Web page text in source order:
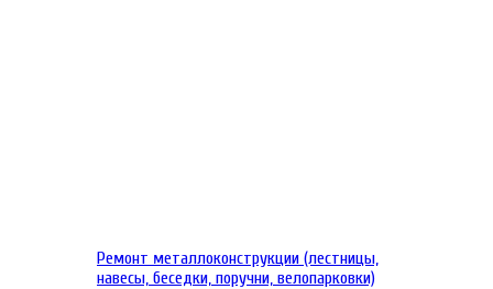
Ремонт металлоконструкции (лестницы,
навесы, беседки, поручни, велопарковки)